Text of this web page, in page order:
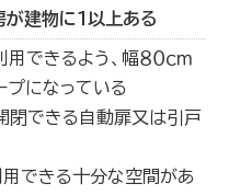
建物に１以上ある
できるよう、幅８０ｃｍ
プになっている
閉できる自動扉又は引戸
できる十分な空間があ